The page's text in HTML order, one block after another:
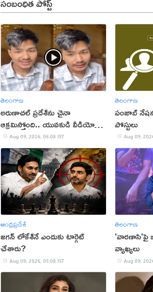
తెలంగాణ
అరుణాచల్‌ ప్రదేశ్‌ను చైనా
ఆక్రమిస్తోంది.. యువకుడి వీడియో
వైరల్Aug 09, 2026, 06:08 IST
తెలంగాణ
పంజాబ్
పోస్టులు
Aug 09,
ఆంధ్రప్రదేశ్
జగన్ లోకేశ్‌నే ఎందుకు టార్గెట్
చేశారు?
Aug 09, 2026, 05:08 IST
తెలంగాణ
'వారణాసి'పై
వ్యాఖ్యలు
Aug 09,